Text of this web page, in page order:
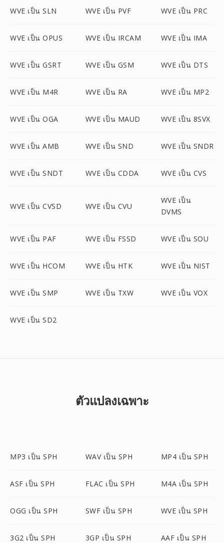
WVE เป็น SLN WVE เป็น PVF WVE เป็น PRC
WVE เป็น OPUS WVE เป็น IRCAM WVE เป็น IMA
WVE เป็น GSRT WVE เป็น GSM WVE เป็น DTS
WVE เป็น M4R WVE เป็น RA WVE เป็น MP2
WVE เป็น OGA WVE เป็น MAUD WVE เป็น 8SVX
WVE เป็น AMB WVE เป็น SND WVE เป็น SNDR
WVE เป็น SNDT WVE เป็น CDDA WVE เป็น CVS
WVE เป็น CVSD WVE เป็น CVU
WVE เป็น
DVMS
WVE เป็น PAF WVE เป็น FSSD WVE เป็น SOU
WVE เป็น HCOM WVE เป็น HTK WVE เป็น NIST
WVE เป็น SMP WVE เป็น TXW WVE เป็น VOX
WVE เป็น SD2
ตัวแปลงเฉพาะ
MP3 เป็น SPH WAV เป็น SPH MP4 เป็น SPH
ASF เป็น SPH FLAC เป็น SPH M4A เป็น SPH
OGG เป็น SPH SWF เป็น SPH WVE เป็น SPH
3G2 เป็น SPH 3GP เป็น SPH AAF เป็น SPH